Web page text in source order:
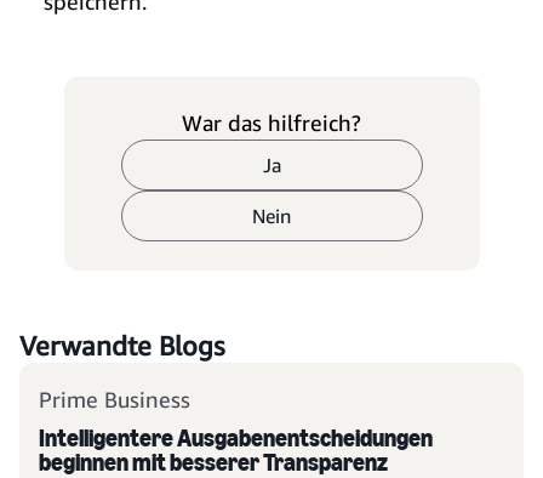
War das hilfreich?
Ja
Nein
Verwandte Blogs
Prime Business
Intelligentere Ausgabenentscheidungen
beginnen mit besserer Transparenz